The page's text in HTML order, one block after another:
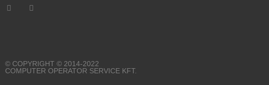
© COPYRIGHT © 2014-2022
COMPUTER OPERATOR SERVICE KFT.